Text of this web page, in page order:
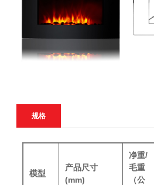
规格
模型
产品尺寸
(mm)
净重/
毛重
（公